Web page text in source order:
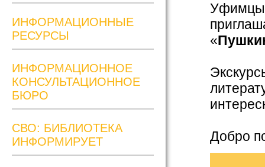
ИНФОРМАЦИОННЫЕ
РЕСУРСЫ
ИНФОРМАЦИОННОЕ
КОНСУЛЬТАЦИОННОЕ
БЮРО
СВО: БИБЛИОТЕКА
ИНФОРМИРУЕТ
Уфимцы
«
Добро